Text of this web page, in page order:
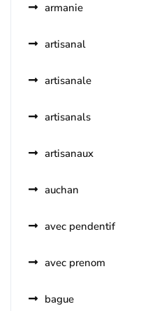
armanie
artisanal
artisanale
artisanals
artisanaux
auchan
avec pendentif
avec prenom
bague